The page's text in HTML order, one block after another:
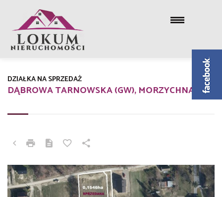
DĄBROWA TARNOWSKA (GW), MORZYCHNA
DZIAŁKA NA SPRZEDAŻ